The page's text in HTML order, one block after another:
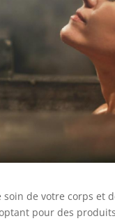
de votre corps et
pour des